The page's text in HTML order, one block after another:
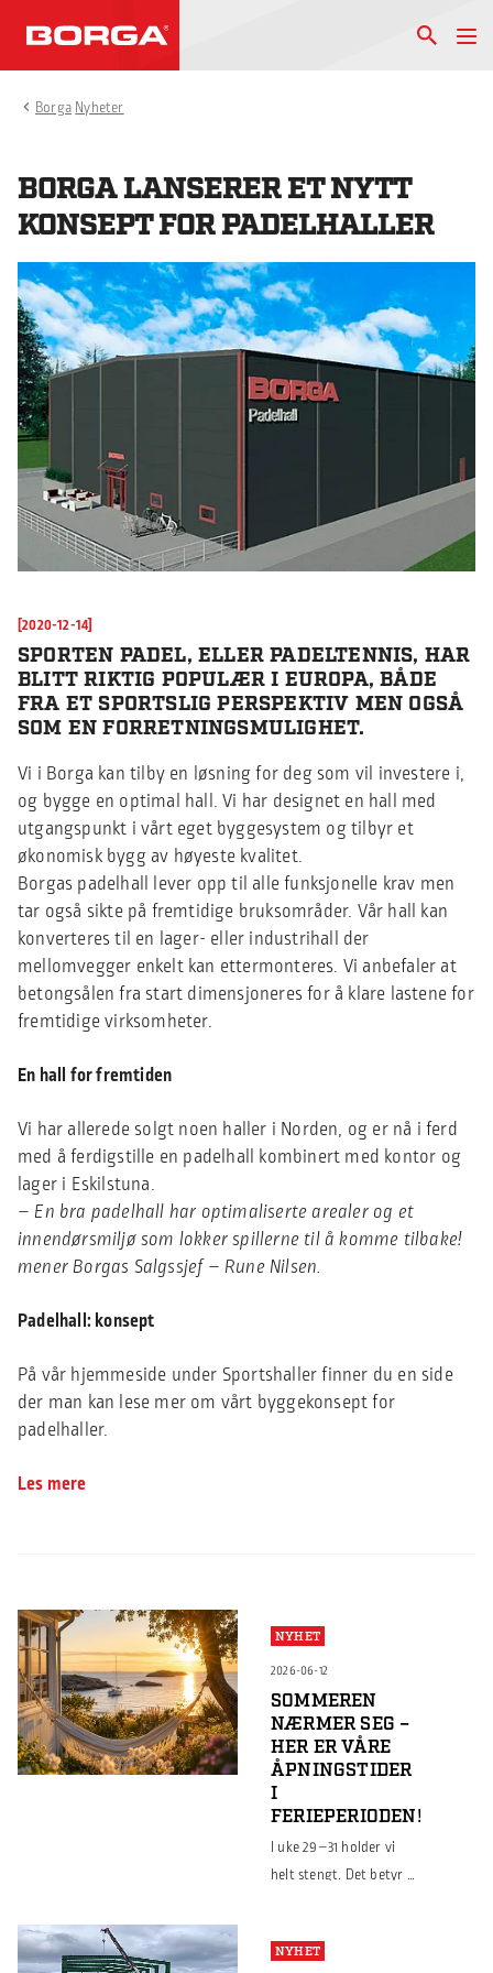
Borga Nyheter
BORGA LANSERER ET NYTT
KONSEPT FOR PADELHALLER
[2020-12-14]
SPORTEN PADEL, ELLER PADELTENNIS, HAR
BLITT RIKTIG POPULÆR I EUROPA, BÅDE
FRA ET SPORTSLIG PERSPEKTIV MEN OGSÅ
SOM EN FORRETNINGSMULIGHET.
Vi i Borga kan tilby en løsning for deg som vil investere i,
og bygge en optimal hall. Vi har designet en hall med
utgangspunkt i vårt eget byggesystem og tilbyr et
økonomisk bygg av høyeste kvalitet.
Borgas padelhall lever opp til alle funksjonelle krav men
tar også sikte på fremtidige bruksområder. Vår hall kan
konverteres til en lager- eller industrihall der
mellomvegger enkelt kan ettermonteres. Vi anbefaler at
betongsålen fra start dimensjoneres for å klare lastene for
fremtidige virksomheter.
En hall for fremtiden
Vi har allerede solgt noen haller i Norden, og er nå i ferd
med å ferdigstille en padelhall kombinert med kontor og
lager i Eskilstuna.
– En bra padelhall har optimaliserte arealer og et
innendørsmiljø som lokker spillerne til å komme tilbake!
mener Borgas Salgssjef – Rune Nilsen.
Padelhall: konsept
På vår hjemmeside under Sportshaller finner du en side
der man kan lese mer om vårt byggekonsept for
padelhaller.
Les mere
NYHET
2026-06-12
SOMMEREN
NÆRMER SEG –
HER ER VÅRE
ÅPNINGSTIDER
I
FERIEPERIODEN!
I uke 29–31 holder vi
helt stengt. Det betyr at
Siste bestillingsdag for
NYHET